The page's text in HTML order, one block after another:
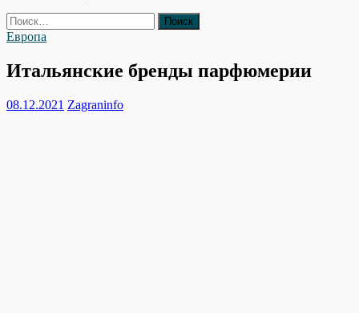
Найти:
Европа
Итальянские бренды парфюмерии
08.12.2021 Zagraninfo